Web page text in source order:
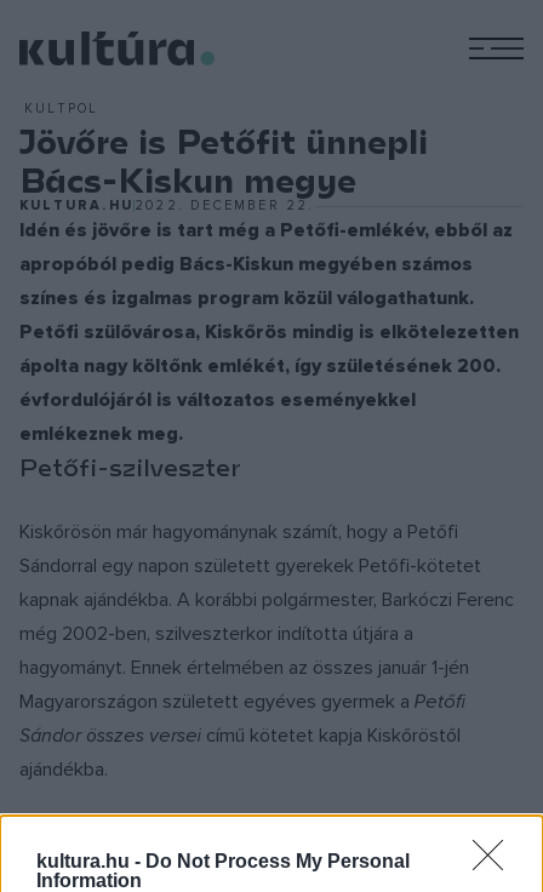
kultura.hu - Do Not Process My Personal
Information
KULTPOL
Jövőre is Petőfit ünnepli
Bács-Kiskun megye
KULTURA.HU 2022. DECEMBER 22.
Idén és jövőre is tart még a Petőfi-emlékév, ebből az
apropóból pedig Bács-Kiskun megyében számos
színes és izgalmas program közül válogathatunk.
Petőfi szülővárosa, Kiskőrös mindig is elkötelezetten
ápolta nagy költőnk emlékét, így születésének 200.
évfordulójáról is változatos eseményekkel
emlékeznek meg.
Petőfi-szilveszter
Kiskőrösön már hagyománynak számít, hogy a Petőfi
Sándorral egy napon született gyerekek Petőfi-kötetet
kapnak ajándékba. A korábbi polgármester, Barkóczi Ferenc
még 2002-ben, szilveszterkor indította útjára a
hagyományt. Ennek értelmében az összes január 1-jén
Magyarországon született egyéves gyermek a Petőfi
Sándor összes versei című kötetet kapja Kiskőröstől
ajándékba.
szempontból különleges: sorszámozott, névre szóló,